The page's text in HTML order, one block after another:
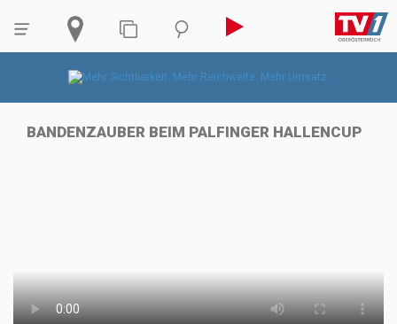
BANDENZAUBER BEIM PALFINGER HALLENCUP